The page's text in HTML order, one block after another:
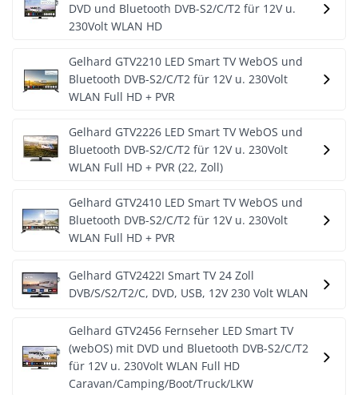
DVD und Bluetooth DVB-S2/C/T2 für 12V u.
230Volt WLAN HD
Gelhard GTV2210 LED Smart TV WebOS und
Bluetooth DVB-S2/C/T2 für 12V u. 230Volt
WLAN Full HD + PVR
Gelhard GTV2226 LED Smart TV WebOS und
Bluetooth DVB-S2/C/T2 für 12V u. 230Volt
WLAN Full HD + PVR (22, Zoll)
Gelhard GTV2410 LED Smart TV WebOS und
Bluetooth DVB-S2/C/T2 für 12V u. 230Volt
WLAN Full HD + PVR
Gelhard GTV2422I Smart TV 24 Zoll
DVB/S/S2/T2/C, DVD, USB, 12V 230 Volt WLAN
Gelhard GTV2456 Fernseher LED Smart TV
(webOS) mit DVD und Bluetooth DVB-S2/C/T2
für 12V u. 230Volt WLAN Full HD
Caravan/Camping/Boot/Truck/LKW